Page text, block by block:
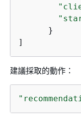
      }
]
建議採取的動作：